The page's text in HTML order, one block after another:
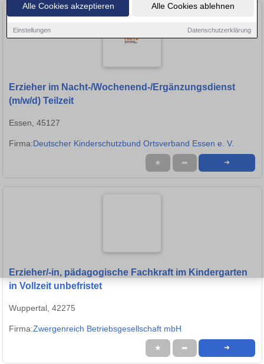
Alle Cookies akzeptieren Alle Cookies ablehnen
Einstellungen Datenschutzerklärung
Erzieher im Nacht-/Wochenend-/Ergänzungsdienst
(m/w/d) Teilzeit
Essen, 45127
Firma:Deutscher Kinderschutzbund Ortsverband Essen e. V.
★ ➦ ➜
Erzieher/-in, pädagogische Fachkraft im Kindergarten
in Vollzeit unbefristet
Wuppertal, 42275
Firma:Zwergenreich Betriebsgesellschaft mbH
★ ➦ ➜